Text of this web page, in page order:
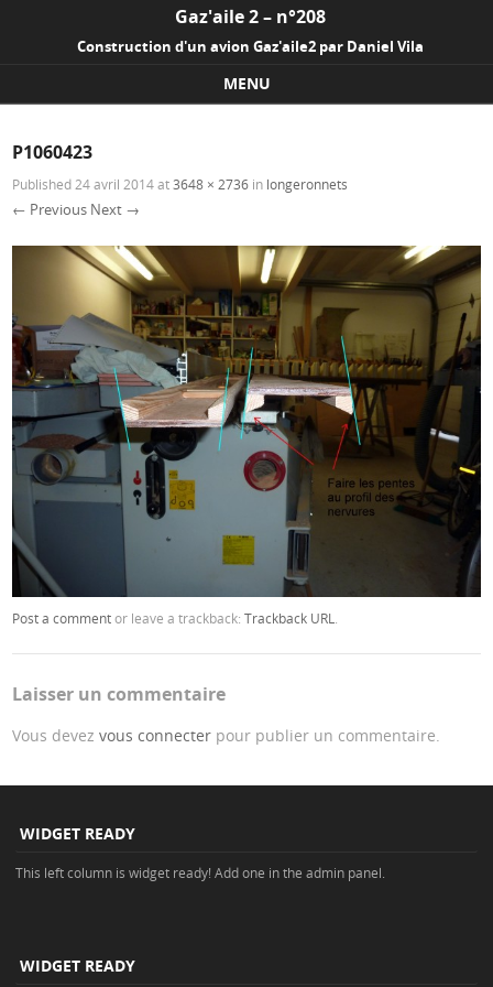
Gaz'aile 2 – n°208
Construction d'un avion Gaz'aile2 par Daniel Vila
MENU
P1060423
Published 24 avril 2014at3648 × 2736 in longeronnets
← Previous Next →
Post a commentor leave a trackback:Trackback URL
Laisser un commentaire
Vous devezvous connecter pour publier un commentaire.
WIDGET READY
This left column is widget ready! Add one in the admin panel.
WIDGET READY